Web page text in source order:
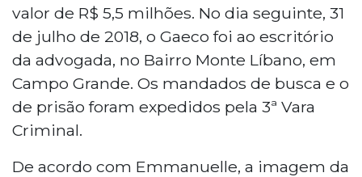
valor de R$ 5,5 milhões. No dia seguinte, 31
de julho de 2018, o Gaeco foi ao escritório
da advogada, no Bairro Monte Líbano, em
Campo Grande. Os mandados de busca e o
de prisão foram expedidos pela 3ª Vara
Criminal.
De acordo com Emmanuelle, a imagem da